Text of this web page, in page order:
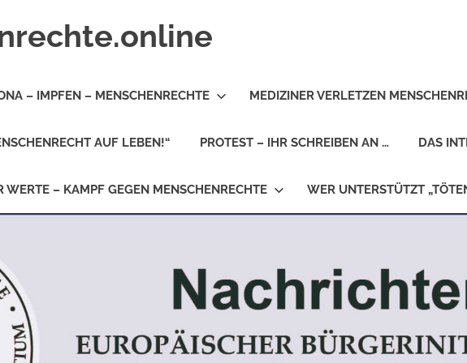
– IMPFEN – MENSCHENRECHTE MEDIZINER VERLETZEN
AUF LEBEN!“ PROTEST – IHR SCHREIBEN AN … DAS
WERTE – KAMPF GEGEN MENSCHENRECHTE WER UNTERSTÜTZT